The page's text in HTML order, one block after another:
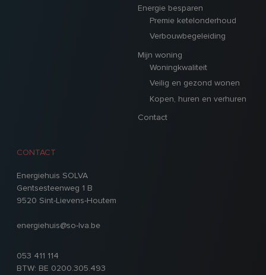
Energie besparen
Premie ketelonderhoud
Verbouwbegeleiding
Mijn woning
Woningkwaliteit
Veilig en gezond wonen
Kopen, huren en verhuren
Contact
CONTACT
Energiehuis SOLVA
Gentsesteenweg 1 B
9520 Sint-Lievens-Houtem
energiehuis@so-lva.be
053 411 114
BTW: BE 0200.305.493